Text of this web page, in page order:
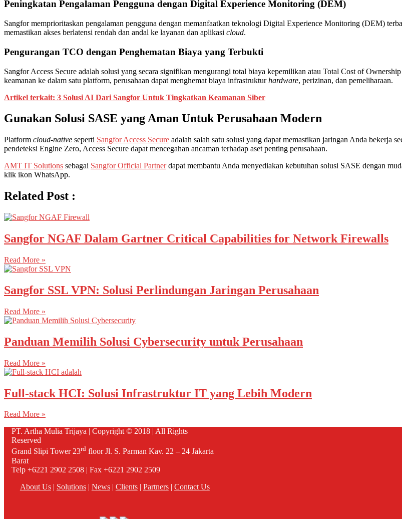
Peningkatan Pengalaman Pengguna dengan Digital Experience Monitoring (DEM)
Sangfor memprioritaskan pengalaman pengguna dengan memanfaatkan teknologi Digital Experience Monitoring (DEM)
memastikan akses berlatensi rendah dan andal ke layanan dan aplikasi cloud.
Pengurangan TCO dengan Penghematan Biaya yang Terbukti
Sangfor Access Secure adalah solusi yang secara signifikan mengurangi total biaya kepemilikan atau Total Cost of
keamanan ke dalam satu platform, perusahaan dapat menghemat biaya infrastrukturhardware, perizinan, dan pemeliharaan.
Artikel terkait: 3 Solusi AI Dari Sangfor Untuk Tingkatkan Keamanan Siber
Gunakan Solusi SASE yang Aman Untuk Perusahaan Modern
Platform cloud-native seperti Sangfor Access Secure adalah salah satu solusi yang dapat memastikan jaringan Anda bekerja
pendeteksi Engine Zero, Access Secure dapat mencegahan ancaman terhadap aset penting perusahaan.
AMT IT Solutions sebagai Sangfor Official Partnerdapat membantu Anda menyediakan kebutuhan solusi SASE dengan
klik ikon WhatsApp.
Related Post :
Sangfor NGAF Dalam Gartner Critical Capabilities for Network Firewalls
Read More »
Sangfor SSL VPN: Solusi Perlindungan Jaringan Perusahaan
Read More »
Panduan Memilih Solusi Cybersecurity untuk Perusahaan
Read More »
Full-stack HCI: Solusi Infrastruktur IT yang Lebih Modern
Read More »
PT. Artha Mulia Trijaya | Copyright © 2018 | All Rights
Reserved
Grand Slipi Tower 23rd floor Jl. S. Parman Kav. 22 – 24 Jakarta
Barat
Telp +6221 2902 2508 | Fax +6221 2902 2509
About Us| Solutions| News| Clients| Partners| Contact Us